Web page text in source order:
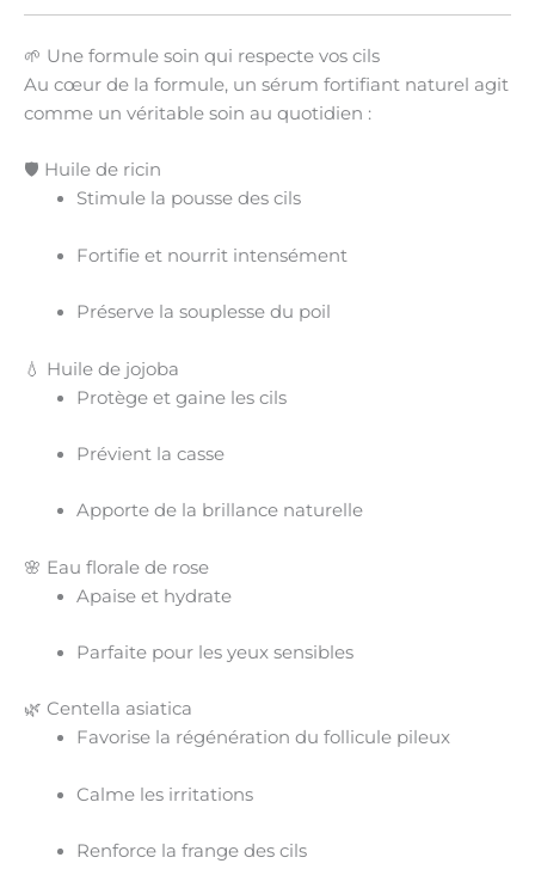
🌱 Une formule soin qui respecte vos cils
Au cœur de la formule, un sérum fortifiant naturel agit
comme un véritable soin au quotidien :
🛡️ Huile de ricin
Stimule la pousse des cils
Fortifie et nourrit intensément
Préserve la souplesse du poil
💧 Huile de jojoba
Protège et gaine les cils
Prévient la casse
Apporte de la brillance naturelle
🌸 Eau florale de rose
Apaise et hydrate
Parfaite pour les yeux sensibles
🌿 Centella asiatica
Favorise la régénération du follicule pileux
Calme les irritations
Renforce la frange des cils